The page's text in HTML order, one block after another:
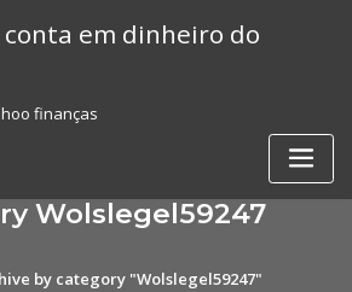
conta em dinheiro do
finanças
Wolslegel59247
by category "Wolslegel59247"